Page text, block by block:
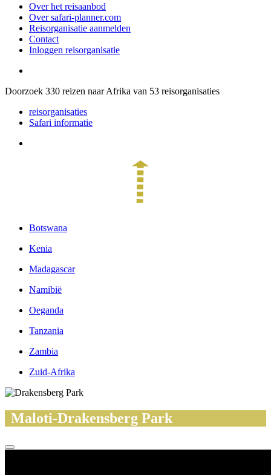
Over het reisaanbod
Over safari-planner.com
Reisorganisatie aanmelden
Contact
Inloggen reisorganisatie
Doorzoek 330 reizen naar Afrika van 53 reisorganisaties
reisorganisaties
Safari informatie
Botswana
Kenia
Madagascar
Namibië
Oeganda
Tanzania
Zambia
Zuid-Afrika
Maloti-Drakensberg Park